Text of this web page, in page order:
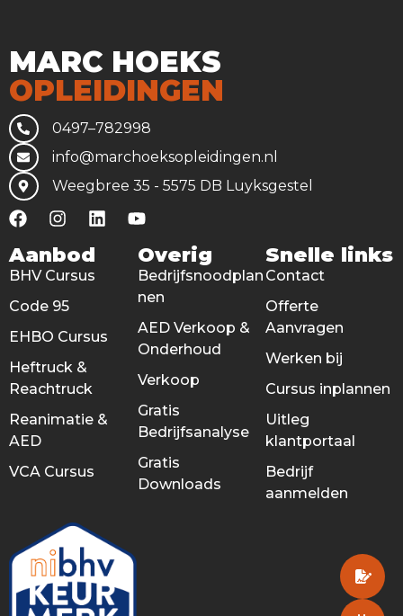
MARC HOEKS
OPLEIDINGEN
0497–782998
info@marchoeksopleidingen.nl
Weegbree 35 - 5575 DB Luyksgestel
Aanbod
BHV Cursus
Code 95
EHBO Cursus
Heftruck &
Reachtruck
Reanimatie &
AED
VCA Cursus
Overig
Bedrijfsnoodplan
nen
AED Verkoop &
Onderhoud
Verkoop
Gratis
Bedrijfsanalyse
Gratis
Downloads
Snelle links
Contact
Offerte
Aanvragen
Werken bij
Cursus inplannen
Uitleg
klantportaal
Bedrijf
aanmelden